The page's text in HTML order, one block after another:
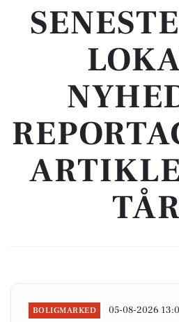
BOLIGMARKED 05-08-2026